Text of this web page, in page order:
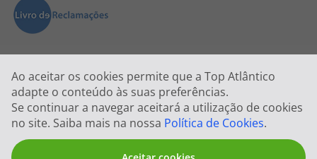
Ao aceitar os cookies permite que a Top Atlântico
adapte o conteúdo às suas preferências.
Se continuar a navegar aceitará a utilização de cookies
no site. Saiba mais na nossa Política de Cookies.
2026 © Todos os direitos reservados:Top Atlântico, Viagens e Turismo